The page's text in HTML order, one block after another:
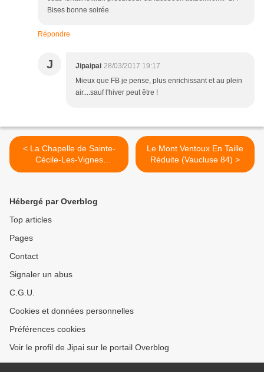
Bises bonne soirée
Répondre
J Jipaipai 28/03/2017 19:17
Mieux que FB je pense, plus enrichissant et au plein
air....sauf l'hiver peut être !
< La Chapelle de Sainte-
Cécile-Les-Vignes
(Vaucluse 84290)
Le Mont Ventoux En Taille
Réduite (Vaucluse 84) >
Hébergé par Overblog
Top articles
Pages
Contact
Signaler un abus
C.G.U.
Cookies et données personnelles
Préférences cookies
Voir le profil de Jipai sur le portail Overblog